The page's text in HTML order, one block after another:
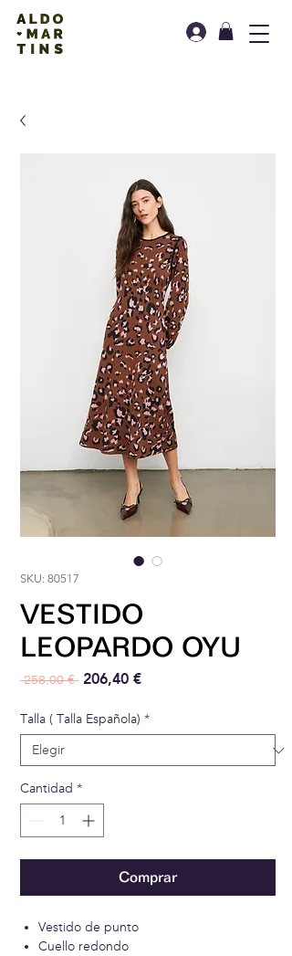
SKU: 80517
VESTIDO
LEOPARDO OYU
258,00 € Precio
206,40 €Precio de oferta
Talla ( Talla Española) *
Cantidad *
Comprar
Vestido de punto
Cuello redondo